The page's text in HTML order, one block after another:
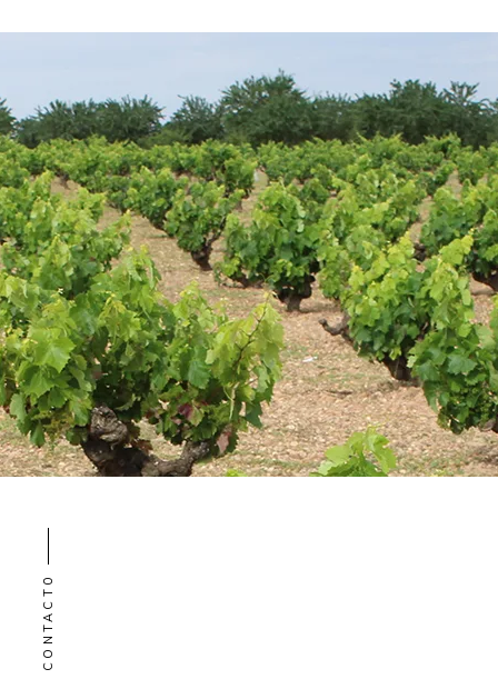
CONTACT0